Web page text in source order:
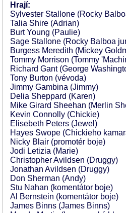
Hrají:
Sylvester Stallone (Rocky
Talia Shire (Adrian)
Burt Young (Paulie)
Sage Stallone (Rocky Balboa
Burgess Meredith (Mickey
Tommy Morrison (Tommy
Richard Gant (George
Tony Burton (vévoda)
Jimmy Gambina (Jimmy)
Delia Sheppard (Karen)
Mike Girard Sheehan (Merlin
Kevin Connolly (Chickie)
Elisebeth Peters (Jewel)
Hayes Swope (Chickieho
Nicky Blair (promotér boje)
Jodi Letizia (Marie)
Christopher Avildsen (Druggy)
Jonathan Avildsen (Druggy)
Don Sherman (Andy)
Stu Nahan (komentátor boje)
Al Bernstein (komentátor boje)
James Binns (James Binns)